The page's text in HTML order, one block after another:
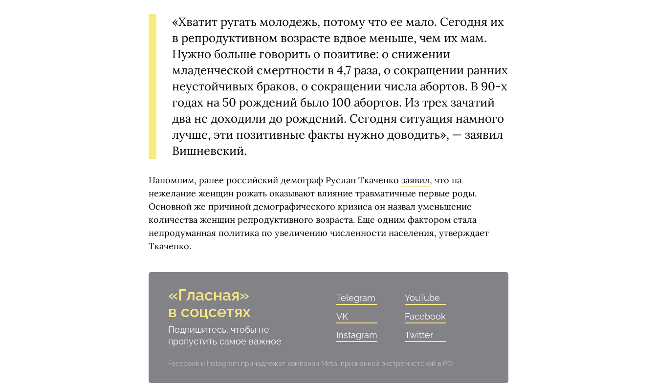
«Хватит ругать молодежь, потому что ее мало. Сегодня их
в репродуктивном возрасте вдвое меньше, чем их мам.
Нужно больше говорить о позитиве: о снижении
младенческой смертности в 4,7 раза, о сокращении ранних
неустойчивых браков, о сокращении числа абортов. В 90-х
годах на 50 рождений было 100 абортов. Из трех зачатий
два не доходили до рождений. Сегодня ситуация намного
лучше, эти позитивные факты нужно доводить», — заявил
Вишневский.
Напомним, ранее российский демограф Руслан Ткаченко заявил, что на
нежелание женщин рожать оказывают влияние травматичные первые роды.
Основной же причиной демографического кризиса он назвал уменьшение
количества женщин репродуктивного возраста. Еще одним фактором стала
непродуманная политика по увеличению численности населения, утверждает
Ткаченко.
«Гласная»
в соцсетях
Подпишитесь, чтобы не
пропустить самое важное
Telegram
YouTube
VK
Facebook
Instagram
Twitter
Facebook и Instagram принадлежат компании Meta, признанной экстремистской в РФ